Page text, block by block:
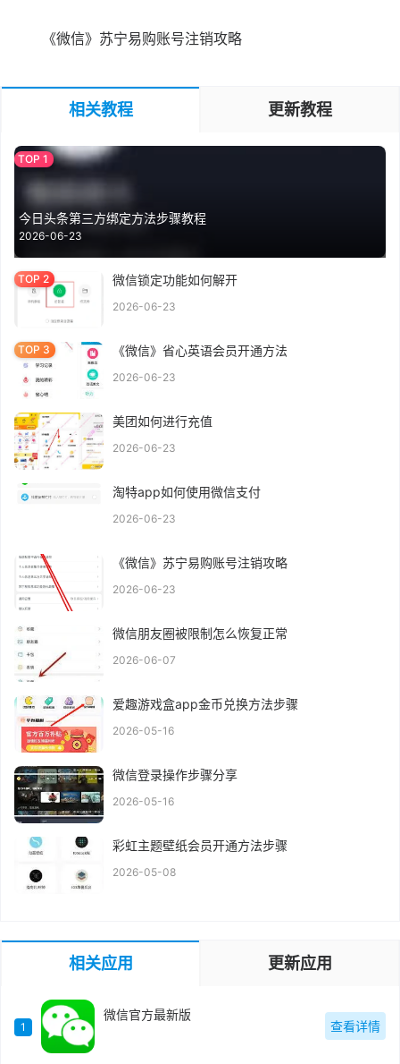
《微信》苏宁易购账号注销攻略
相关教程 更新教程
今日头条第三方绑定方法步骤教程
2026-06-23
微信锁定功能如何解开
2026-06-23
《微信》省心英语会员开通方法
2026-06-23
美团如何进行充值
2026-06-23
淘特app如何使用微信支付
2026-06-23
《微信》苏宁易购账号注销攻略
2026-06-23
微信朋友圈被限制怎么恢复正常
2026-06-07
爱趣游戏盒app金币兑换方法步骤
2026-05-16
微信登录操作步骤分享
2026-05-16
彩虹主题壁纸会员开通方法步骤
2026-05-08
相关应用 更新应用
1
微信官方最新版
查看详情